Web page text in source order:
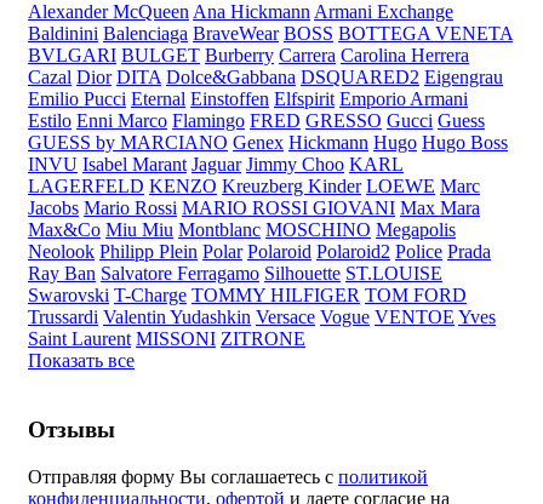
Alexander McQueen Ana Hickmann Armani Exchange
Baldinini Balenciaga BraveWear BOSS BOTTEGA VENETA
BVLGARI BULGET Burberry Carrera Carolina Herrera
Cazal Dior DITA Dolce&Gabbana DSQUARED2 Eigengrau
Emilio Pucci Eternal Einstoffen Elfspirit Emporio Armani
Estilo Enni Marco Flamingo FRED GRESSO Gucci Guess
GUESS by MARCIANO Genex Hickmann Hugo Hugo Boss
INVU Isabel Marant Jaguar Jimmy Choo KARL
LAGERFELD KENZO Kreuzberg Kinder LOEWE Marc
Jacobs Mario Rossi MARIO ROSSI GIOVANI Max Mara
Max&Co Miu Miu Montblanc MOSCHINO Megapolis
Neolook Philipp Plein Polar Polaroid Polaroid2 Police Prada
Ray Ban Salvatore Ferragamo Silhouette ST.LOUISE
Swarovski T-Charge TOMMY HILFIGER TOM FORD
Trussardi Valentin Yudashkin Versace Vogue VENTOE Yves
Saint Laurent MISSONI ZITRONE
Показать все
Отзывы
Отправляя форму Вы соглашаетесь с политикой
конфиденциальности, офертой и даете согласие на